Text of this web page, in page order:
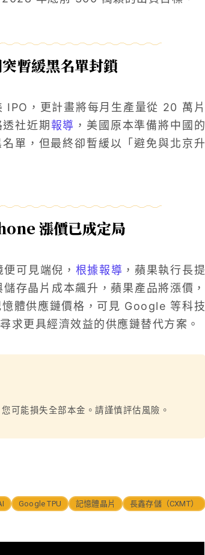
暫緩黑名單封鎖
IPO，更計畫將每月生產量從 20 萬片
社近期報導 ，美國原本準備將中國的
單，但最終卻暫緩以「避免與北京升
漲價已成定局
可見端倪， 根據報導 ，蘋果執行長提
存晶片成本飆升，蘋果產品將漲價，
體供應鏈價格，可見 Google 等科技
求更具經濟效益的供應鏈替代方案。
可能損失全部本金。請謹慎評估風險。
Google TPU 記憶體晶片 長鑫存儲（CXMT）